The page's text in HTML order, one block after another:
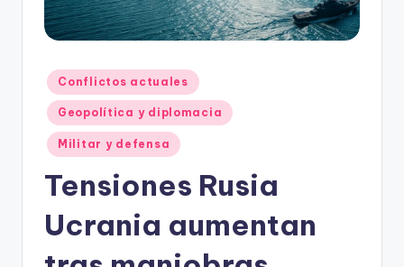
Publicado
en
Conflictos actuales
Geopolítica y diplomacia
Militar y defensa
Tensiones Rusia
Ucrania aumentan